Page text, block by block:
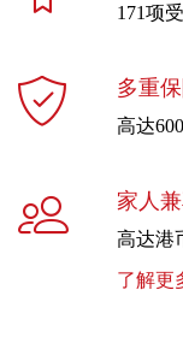
171项
多重
高达
家人
高达港
了解更